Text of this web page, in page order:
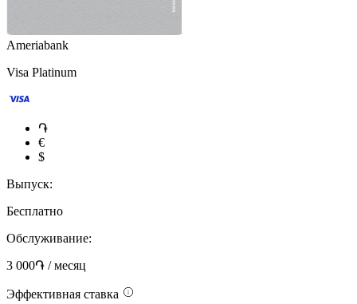
Ameriabank
Visa Platinum
֏
€
$
Выпуск:
Бесплатно
Обслуживание:
3 000֏ / месяц
Эффективная ставка